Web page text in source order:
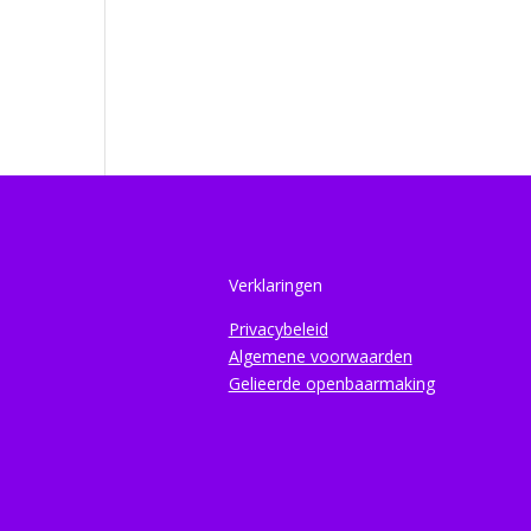
Verklaringen
Privacybeleid
Algemene voorwaarden
Gelieerde openbaarmaking